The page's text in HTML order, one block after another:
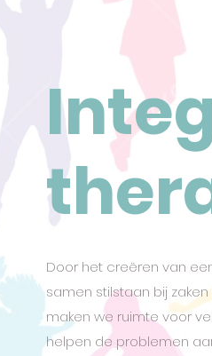
Door het creëren van
samen stilstaan bij
maken we ruimte voor
helpen de problemen